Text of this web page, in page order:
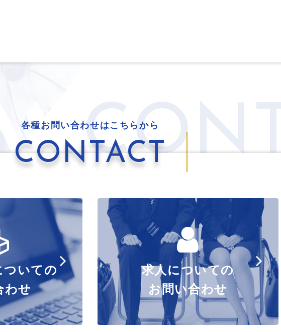
各種お問い合わせはこちらから
CONTACT
ついての
わせ
求人についての
お問い合わせ